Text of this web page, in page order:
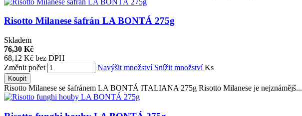
Risotto Milanese šafrán LA BONTÁ 275g
Skladem
76,30 Kč
68,12 Kč bez DPH
Změnit počet
Navýšit množství Snížit množstvíKs
Koupit
Risotto Milanese se šafránem LA BONTÁ ITALIANA 275g Risotto Milanese je nejznámějš...